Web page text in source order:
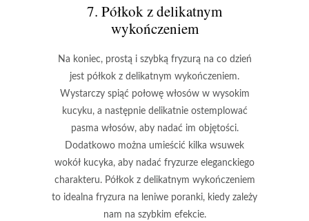
7. Półkok z delikatnym
wykończeniem
Na koniec, prostą i szybką fryzurą na co dzień
jest półkok z delikatnym wykończeniem.
Wystarczy spiąć połowę włosów w wysokim
kucyku, a następnie delikatnie ostemplować
pasma włosów, aby nadać im objętości.
Dodatkowo można umieścić kilka wsuwek
wokół kucyka, aby nadać fryzurze eleganckiego
charakteru. Półkok z delikatnym wykończeniem
to idealna fryzura na leniwe poranki, kiedy zależy
nam na szybkim efekcie.